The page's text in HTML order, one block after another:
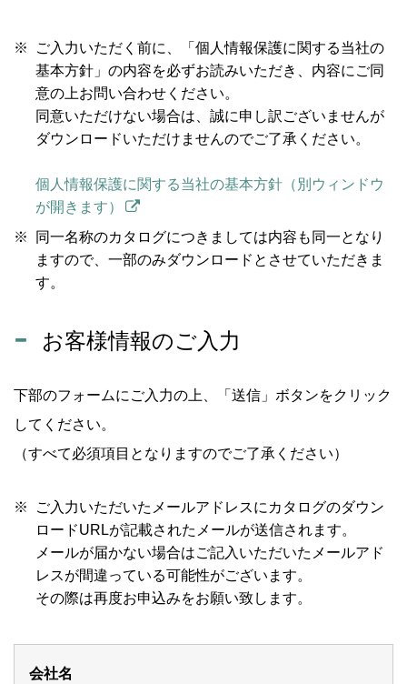
ご入力いただく前に、「個人情報保護に関する当社の
基本方針」の内容を必ずお読みいただき、内容にご同
意の上お問い合わせください。
同意いただけない場合は、誠に申し訳ございませんが
ダウンロードいただけませんのでご了承ください。
個人情報保護に関する当社の基本方針（別ウィンドウ
が開きます）
同一名称のカタログにつきましては内容も同一となり
ますので、一部のみダウンロードとさせていただきま
す。
お客様情報のご入力
下部のフォームにご入力の上、「送信」ボタンをクリック
してください。
（すべて必須項目となりますのでご了承ください）
ご入力いただいたメールアドレスにカタログのダウン
ロードURLが記載されたメールが送信されます。
メールが届かない場合はご記入いただいたメールアド
レスが間違っている可能性がございます。
その際は再度お申込みをお願い致します。
会社名